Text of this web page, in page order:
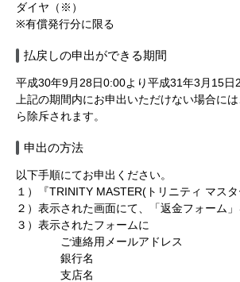
会社情報
SQUARE ENIX サイト内検索
ダイヤ（※）
※有償発行分に限る
払戻しの申出ができる期間
平成30年9月28日0:00より平成31年3月15日
上記の期間内にお申出いただけない場合に
ら除斥されます。
申出の方法
以下手順にてお申出ください。
１）『TRINITY MASTER(トリニティ マスタ
２）表示された画面にて、「返金フォーム」
３）表示されたフォームに
ご連絡用メールアドレス
銀行名
支店名